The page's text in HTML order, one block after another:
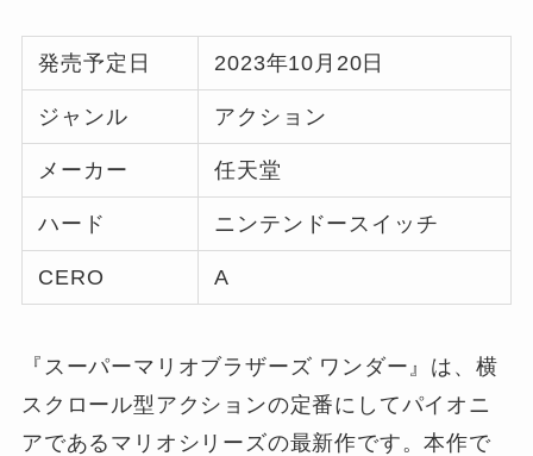
発売予定日 2023年10月20日
ジャンル アクション
メーカー 任天堂
ハード ニンテンドースイッチ
CERO A
『スーパーマリオブラザーズ ワンダー』は、横
スクロール型アクションの定番にしてパイオニ
アであるマリオシリーズの最新作です。本作で